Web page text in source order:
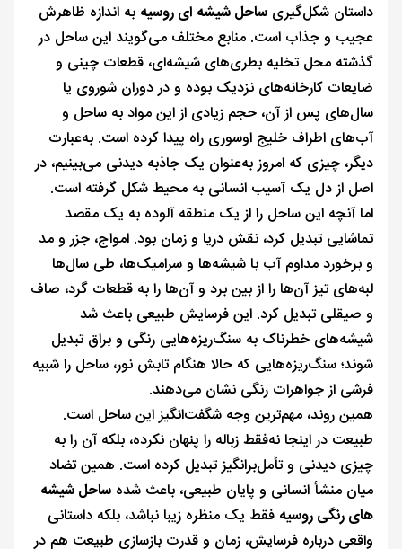
داستان شکل‌گیری ساحل شیشه ای روسیه به اندازه ظاهرش
عجیب و جذاب است. منابع مختلف می‌گویند این ساحل در
گذشته محل تخلیه بطری‌های شیشه‌ای، قطعات چینی و
ضایعات کارخانه‌های نزدیک بوده و در دوران شوروی یا
سال‌های پس از آن، حجم زیادی از این مواد به ساحل و
آب‌های اطراف خلیج اوسوری راه پیدا کرده است. به‌عبارت
دیگر، چیزی که امروز به‌عنوان یک جاذبه دیدنی می‌بینیم، در
اصل از دل یک آسیب انسانی به محیط شکل گرفته است.
اما آنچه این ساحل را از یک منطقه آلوده به یک مقصد
تماشایی تبدیل کرد، نقش دریا و زمان بود. امواج، جزر و مد
و برخورد مداوم آب با شیشه‌ها و سرامیک‌ها، طی سال‌ها
لبه‌های تیز آن‌ها را از بین برد و آن‌ها را به قطعات گرد، صاف
و صیقلی تبدیل کرد. این فرسایش طبیعی باعث شد
شیشه‌های خطرناک به سنگ‌ریزه‌هایی رنگی و براق تبدیل
شوند؛ سنگ‌ریزه‌هایی که حالا هنگام تابش نور، ساحل را شبیه
فرشی از جواهرات رنگی نشان می‌دهند.
همین روند، مهم‌ترین وجه شگفت‌انگیز این ساحل است.
طبیعت در اینجا نه‌فقط زباله را پنهان نکرده، بلکه آن را به
چیزی دیدنی و تأمل‌برانگیز تبدیل کرده است. همین تضاد
میان منشأ انسانی و پایان طبیعی، باعث شده ساحل شیشه
های رنگی روسیه فقط یک منظره زیبا نباشد، بلکه داستانی
واقعی درباره فرسایش، زمان و قدرت بازسازی طبیعت هم در